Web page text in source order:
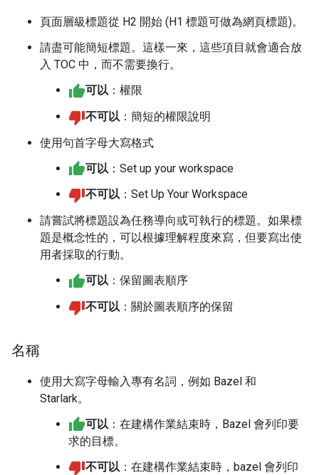
頁面層級標題從 H2 開始 (H1 標題可做為網頁標題)。
請盡可能簡短標題。這樣一來，這些項目就會適合放
入 TOC 中，而不需要換行。
可以 ：權限
不可以 ：簡短的權限說明
使用句首字母大寫格式
可以 ：Set up your workspace
不可以 ：Set Up Your Workspace
請嘗試將標題設為任務導向或可執行的標題。如果標
題是概念性的，可以根據理解程度來寫，但要寫出使
用者採取的行動。
可以 ：保留圖表順序
不可以 ：關於圖表順序的保留
名稱
使用大寫字母輸入專有名詞，例如 Bazel 和
Starlark。
可以 ：在建構作業結束時，Bazel 會列印要
求的目標。
不可以 ：在建構作業結束時，bazel 會列印